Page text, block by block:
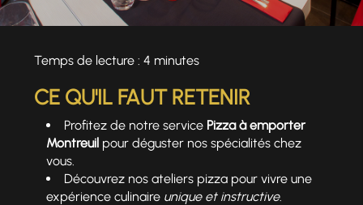
Temps de lecture : 4 minutes
CE QU'IL FAUT RETENIR
Profitez de notre service Pizza à emporter
Montreuilpour déguster nos spécialités chez
vous.
Découvrez nos ateliers pizza pour vivre une
expérience culinaire unique et instructive.